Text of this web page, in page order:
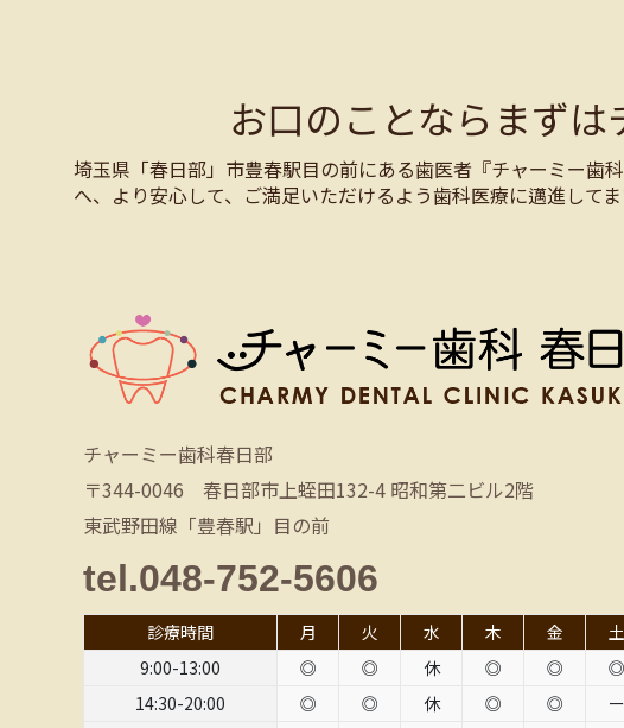
お口のことならまずは
埼玉県「春日部」市豊春駅目の前にある歯医者『チャーミー歯
へ、より安心して、ご満足いただけるよう歯科医療に邁進して
チャーミー歯科春日部
〒344-0046 春日部市上蛭田132-4 昭和第二ビル2階
東武野田線「豊春駅」目の前
tel.048-752-5606
診療時間 月 火 水 木 金 土
9:00-13:00
◎ ◎ 休 ◎ ◎ ◎
14:30-20:00
◎ ◎ 休 ◎ ◎ ー